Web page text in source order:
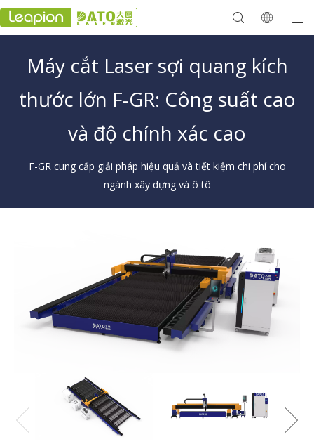
Máy cắt Laser sợi quang kích
thước lớn F-GR: Công suất cao
và độ chính xác cao
F-GR cung cấp giải pháp hiệu quả và tiết kiệm chi phí cho
ngành xây dựng và ô tô